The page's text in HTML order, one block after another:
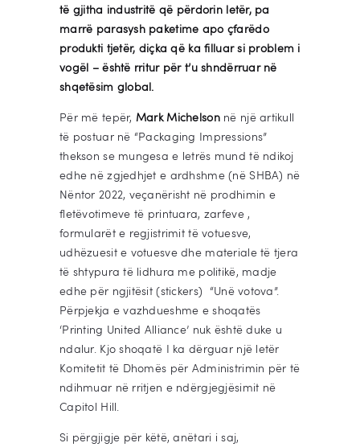
të gjitha industritë që përdorin letër, pa
marrë parasysh paketime apo çfarëdo
produkti tjetër, diçka që ka filluar si problem i
vogël – është rritur për t’u shndërruar në
shqetësim global.
Për më tepër, Mark Michelsonnë një artikull
të postuar në “Packaging Impressions”
thekson se mungesa e letrës mund të ndikoj
edhe në zgjedhjet e ardhshme (në SHBA) në
Nëntor 2022, veçanërisht në prodhimin e
fletëvotimeve të printuara, zarfeve ,
formularët e regjistrimit të votuesve,
udhëzuesit e votuesve dhe materiale të tjera
të shtypura të lidhura me politikë, madje
edhe për ngjitësit (stickers) “Unë votova”.
Përpjekja e vazhdueshme e shoqatës
‘Printing United Alliance’ nuk është duke u
ndalur. Kjo shoqatë I ka dërguar një letër
Komitetit të Dhomës për Administrimin për të
ndihmuar në rritjen e ndërgjegjësimit në
Capitol Hill.
Si përgjigje për këtë, anëtari i saj,